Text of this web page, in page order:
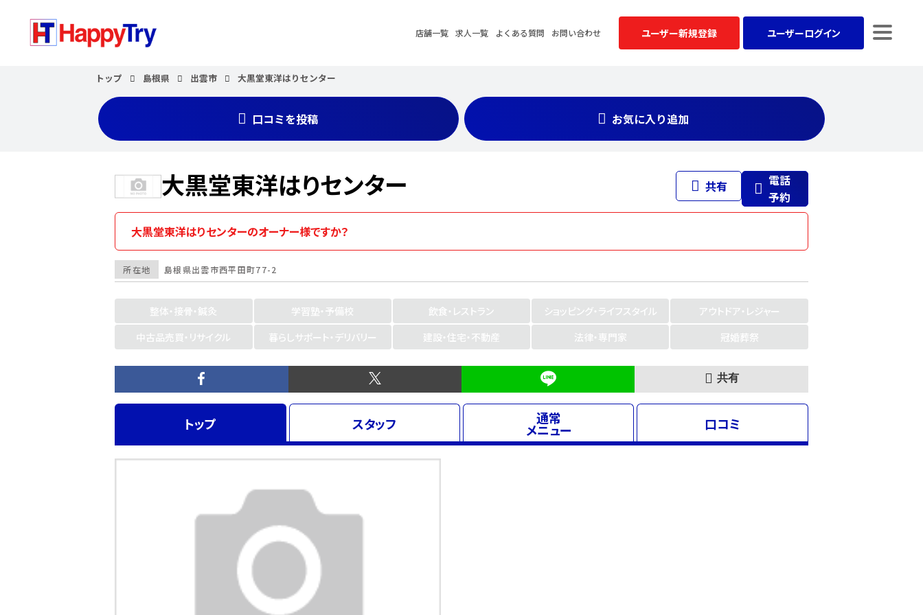
店舗一覧 求人一覧 よくある質問 お問い合わせ ユーザー新規登録 ユーザーログイン
トップ 島根県 出雲市 大黒堂東洋はりセンター
口コミを投稿 お気に入り追加
大黒堂東洋はりセンター 共有
電話
予約
大黒堂東洋はりセンターのオーナー様ですか？
所在地 島根県出雲市西平田町77-2
整体・接骨・鍼灸 学習塾・予備校 飲食・レストラン ショッピング・ライフスタイル
アウトドア・レジャー
中古品売買・リサイクル
暮らしサポート・デリバリー 建設・住宅・不動産 法律・専門家 冠婚葬祭
共有
トップ スタッフ 通常
メニュー 口コミ